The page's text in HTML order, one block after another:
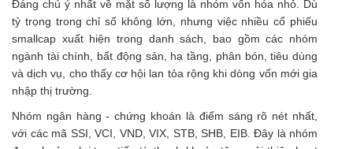
Đáng chú ý nhất về mặt số lượng là nhóm vốn hóa nhỏ. Dù
tỷ trọng trong chỉ số không lớn, nhưng việc nhiều cổ phiếu
smallcap xuất hiện trong danh sách, bao gồm các nhóm
ngành tài chính, bất động sản, hạ tầng, phân bón, tiêu dùng
và dịch vụ, cho thấy cơ hội lan tỏa rộng khi dòng vốn mới gia
nhập thị trường.
Nhóm ngân hàng - chứng khoán là điểm sáng rõ nét nhất,
với các mã SSI, VCI, VND, VIX, STB, SHB, EIB. Đây là nhóm